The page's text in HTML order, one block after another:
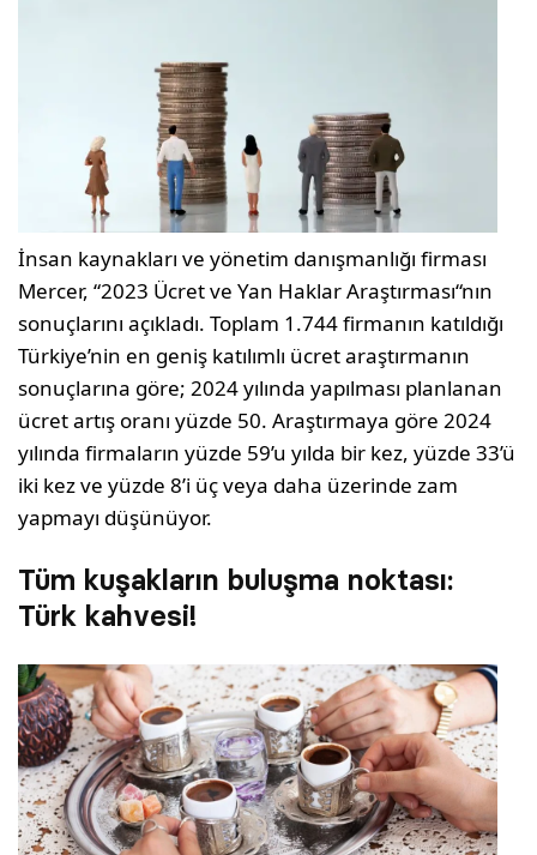
İnsan kaynakları ve yönetim danışmanlığı firması
Mercer, “2023 Ücret ve Yan Haklar Araştırması“nın
sonuçlarını açıkladı. Toplam 1.744 firmanın katıldığı
Türkiye’nin en geniş katılımlı ücret araştırmanın
sonuçlarına göre; 2024 yılında yapılması planlanan
ücret artış oranı yüzde 50. Araştırmaya göre 2024
yılında firmaların yüzde 59’u yılda bir kez, yüzde 33’ü
iki kez ve yüzde 8’i üç veya daha üzerinde zam
yapmayı düşünüyor.
Tüm kuşakların buluşma noktası:
Türk kahvesi!